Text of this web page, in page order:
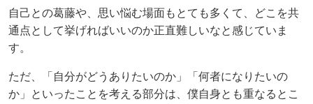
自己との葛藤や、思い悩む場面もとても多くて、どこを共
通点として挙げればいいのか正直難しいなと感じていま
す。
ただ、「自分がどうありたいのか」「何者になりたいの
か」といったことを考える部分は、僕自身とも重なるとこ